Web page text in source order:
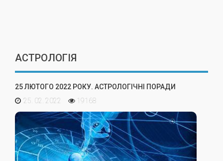
АСТРОЛОГІЯ
25 ЛЮТОГО 2022 РОКУ. АСТРОЛОГІЧНІ ПОРАДИ
25. 02. 2022
19168